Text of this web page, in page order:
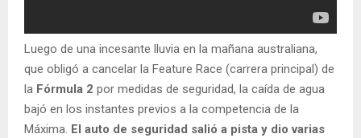
Luego de una incesante lluvia en la mañana australiana,
que obligó a cancelar la Feature Race (carrera principal) de
la Fórmula 2 por medidas de seguridad, la caída de agua
bajó en los instantes previos a la competencia de la
Máxima. El auto de seguridad salió a pista y dio varias